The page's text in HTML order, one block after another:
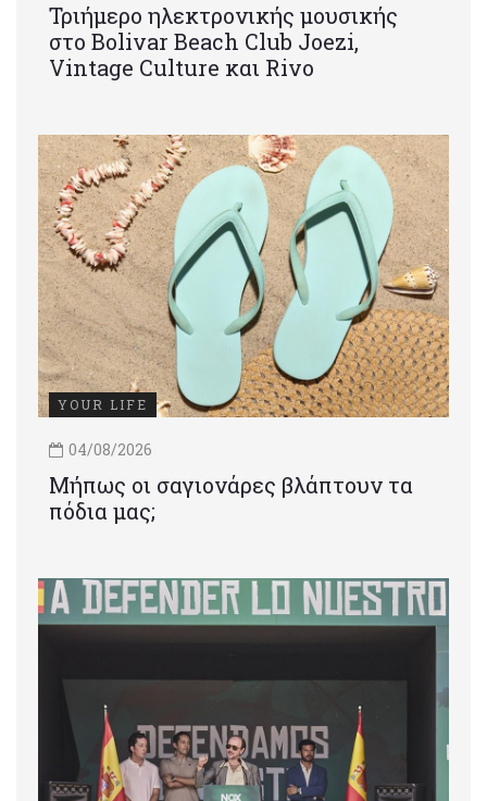
Τριήμερο ηλεκτρονικής μουσικής
στο Bolivar Beach Club Joezi,
Vintage Culture και Rivo
YOUR LIFE
04/08/2026
Μήπως οι σαγιονάρες βλάπτουν τα
πόδια μας;